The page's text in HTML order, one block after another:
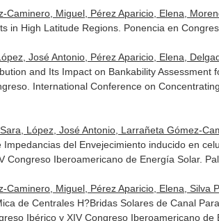
Caminero, Miguel, Pérez Aparicio, Elena,
in High Latitude Regions. Ponencia en
José Antonio, Pérez Aparicio, Elena,
and Its Impact on Bankability
International Conference on
López, José Antonio, Larrañeta Gómez-
del Envejecimiento inducido en
Congreso Iberoamericano de Energía Solar.
Caminero, Miguel, Pérez Aparicio, Elena, Silva
de Centrales H?Bridas Solares de Canal
Ibérico y XIV Congreso Iberoamericano